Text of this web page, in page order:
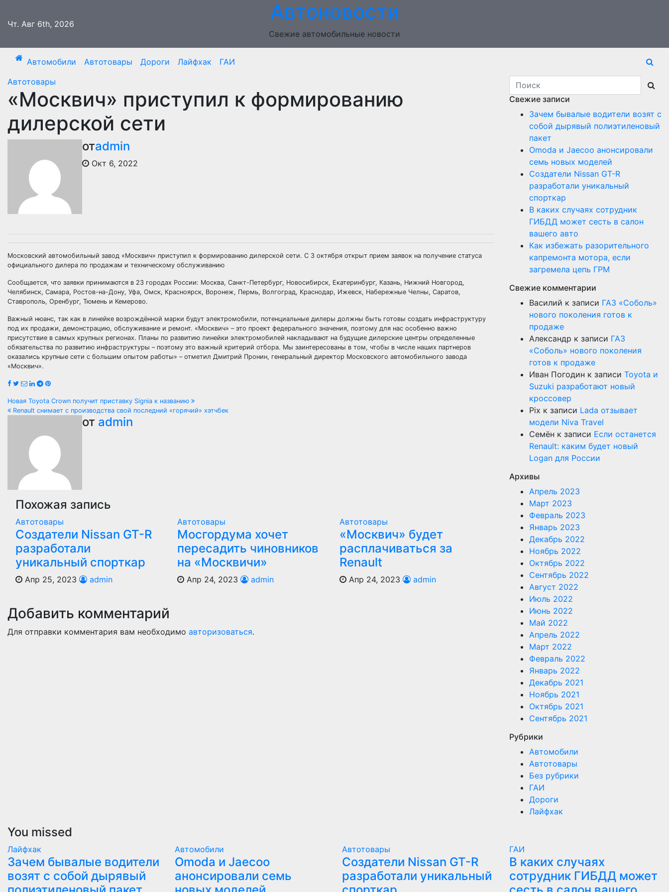
содержимому
Чт. Авг 6th, 2026 Автоновости
Свежие автомобильные новости
Автомобили Автотовары Дороги Лайфхак
ГАИ
Автотовары
«Москвич» приступил к формированию
дилерской сети
отadmin
Окт 6, 2022
Московский автомобильный завод «Москвич» приступил к формированию дилерской сети. С 3 октября открыт прием заявок на получение статуса
официального дилера по продажам и техническому обслуживанию
Сообщается, что заявки принимаются в 23 городах России: Москва, Санкт-Петербург, Новосибирск, Екатеринбург, Казань, Нижний Новгород,
Челябинск, Самара, Ростов-на-Дону, Уфа, Омск, Красноярск, Воронеж, Пермь, Волгоград, Краснодар, Ижевск, Набережные Челны, Саратов,
Ставрополь, Оренбург, Тюмень и Кемерово.
Важный нюанс, так как в линейке возрождённой марки будут электромобили, потенциальные дилеры должны быть готовы создать инфраструктуру
под их продажи, демонстрацию, обслуживание и ремонт. «Москвич» – это проект федерального значения, поэтому для нас особенно важно
присутствие в самых крупных регионах. Планы по развитию линейки электромобилей накладывают на будущие дилерские центры определенные
обязательства по развитию инфраструктуры – поэтому это важный критерий отбора. Мы заинтересованы в том, чтобы в числе наших партнеров
оказались крупные сети с большим опытом работы» – отметил Дмитрий Пронин, генеральный директор Московского автомобильного завода
«Москвич».
Навигация
записям
Новая Toyota Crown получит приставку Signia к названию
Renault снимает с производства свой последний «горячий» хэтчбек
от admin
Похожая запись
Автотовары
Создатели Nissan GT-R
разработали
уникальный спорткар
Апр 25, 2023 admin
Автотовары
Мосгордума хочет
пересадить чиновников
на «Москвичи»
Апр 24, 2023 admin
Автотовары
«Москвич» будет
расплачиваться за
Renault
Апр 24, 2023 admin
Добавить комментарий
Для отправки комментария вам необходимо авторизоваться.
Свежие записи
Зачем бывалые водители возят с
собой дырявый полиэтиленовый
пакет
Оmoda и Jaecoo анонсировали
семь новых моделей
Создатели Nissan GT-R
разработали уникальный
спорткар
В каких случаях сотрудник
ГИБДД может сесть в салон
вашего авто
Как избежать разорительного
капремонта мотора, если
загремела цепь ГРМ
Свежие комментарии
Василий к записи ГАЗ «Соболь»
нового поколения готов к
продаже
Александр к записи ГАЗ
«Соболь» нового поколения
готов к продаже
Иван Погодин к записи Toyota и
Suzuki разработают новый
кроссовер
Pix к записи Lada отзывает
модели Niva Travel
Семён к записи Если останется
Renault: каким будет новый
Logan для России
Архивы
Апрель 2023
Март 2023
Февраль 2023
Январь 2023
Декабрь 2022
Ноябрь 2022
Октябрь 2022
Сентябрь 2022
Август 2022
Июль 2022
Июнь 2022
Май 2022
Апрель 2022
Март 2022
Февраль 2022
Январь 2022
Декабрь 2021
Ноябрь 2021
Октябрь 2021
Сентябрь 2021
Рубрики
Автомобили
Автотовары
Без рубрики
ГАИ
Дороги
Лайфхак
You missed
Лайфхак
Зачем бывалые водители
возят с собой дырявый
Автомобили
Оmoda и Jaecoo
анонсировали семь
Автотовары
Создатели Nissan GT-R
разработали уникальный
ГАИ
В каких случаях
сотрудник ГИБДД может